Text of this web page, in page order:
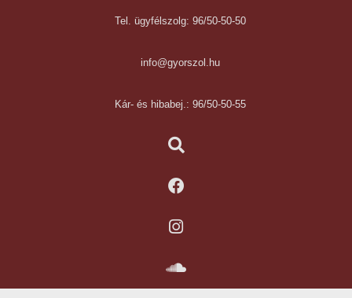
Tel. ügyfélszolg: 96/50-50-50
info@gyorszol.hu
Kár- és hibabej.: 96/50-50-55